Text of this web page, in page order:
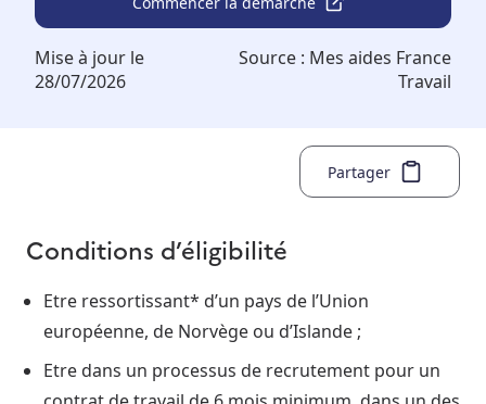
Mise à jour le
28/07/2026
Source : Mes aides France
Travail
Partager
Conditions d’éligibilité
Etre ressortissant* d’un pays de l’Union
européenne, de Norvège ou d’Islande ;
Etre dans un processus de recrutement pour un